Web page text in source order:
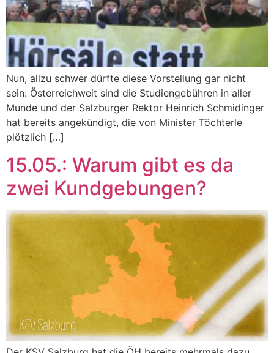
Nun, allzu schwer dürfte diese Vorstellung gar nicht
sein: Österreichweit sind die Studiengebühren in aller
Munde und der Salzburger Rektor Heinrich Schmidinger
hat bereits angekündigt, die von Minister Töchterle
plötzlich […]
15.05.: Warum gibt es da
zwei Kundgebungen?